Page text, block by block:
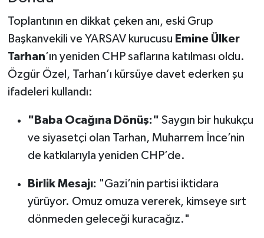
Toplantının en dikkat çeken anı, eski Grup
Başkanvekili ve YARSAV kurucusu Emine Ülker
Tarhan’ın yeniden CHP saflarına katılması oldu.
Özgür Özel, Tarhan’ı kürsüye davet ederken şu
ifadeleri kullandı:
"Baba Ocağına Dönüş:" Saygın bir hukukçu
ve siyasetçi olan Tarhan, Muharrem İnce’nin
de katkılarıyla yeniden CHP’de.
Birlik Mesajı: "Gazi’nin partisi iktidara
yürüyor. Omuz omuza vererek, kimseye sırt
dönmeden geleceği kuracağız."